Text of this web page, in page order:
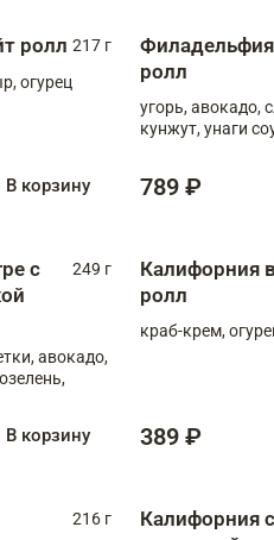
ролл 217 г
огурец
В корзину
Филадельфия
ролл
угорь, авокадо,
кунжут, унаги
789 ₽
с
249 г
авокадо,
В корзину
Калифорния
ролл
краб-крем,
389 ₽
216 г
Калифорния